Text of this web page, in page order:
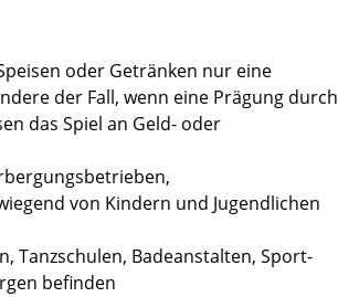
oder Getränken nur eine
der Fall, wenn eine Prägung durch
das Spiel an Geld- oder
von Kindern und Jugendlichen
Tanzschulen, Badeanstalten, Sport-
befinden